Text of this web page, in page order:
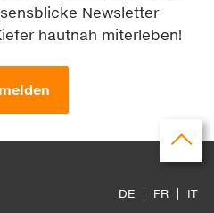
Newsletter
hautnah miterleben!